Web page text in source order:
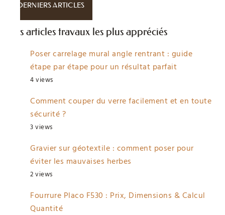
DERNIERS ARTICLES
Les articles travaux les plus appréciés
Poser carrelage mural angle rentrant : guide
étape par étape pour un résultat parfait
4 views
Comment couper du verre facilement et en toute
sécurité ?
3 views
Gravier sur géotextile : comment poser pour
éviter les mauvaises herbes
2 views
Fourrure Placo F530 : Prix, Dimensions & Calcul
Quantité